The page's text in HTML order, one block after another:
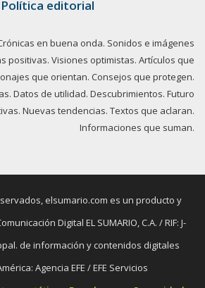
Política editorial
en buena onda. Sonidos e imágenes
positivas. Visiones optimistas. Artículos que
que orientan. Consejos que protegen.
Datos de utilidad. Descubrimientos. Futuro
Nuevas tendencias. Textos que aclaran.
Informaciones que suman.
elsumario.com es un producto y
Digital EL SUMARIO, C.A. / RIF: J-
de información y contenidos digitales
Agencia EFE / EFE Servicios